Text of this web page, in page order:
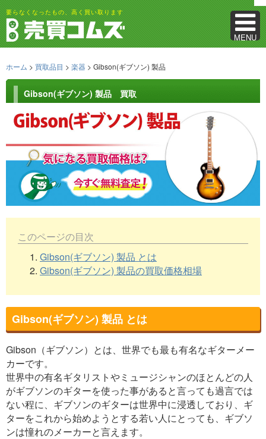
MENU
要らなくなったもの、高く買い取ります
ホーム > 買取品目 > 楽器 > Gibson(ギブソン) 製品
Gibson(ギブソン) 製品 買取
このページの目次
1. Gibson(ギブソン) 製品 とは
2. Gibson(ギブソン) 製品の買取価格相場
Gibson(ギブソン) 製品 とは
Gibson（ギブソン）とは、世界でも最も有名なギターメー
カーです。
世界中の有名ギタリストやミュージシャンのほとんどの人
がギブソンのギターを使った事があると言っても過言では
ない程に、ギブソンのギターは世界中に浸透しており、ギ
ターをこれから始めようとする若い人にとっても、ギブソ
ンは憧れのメーカーと言えます。